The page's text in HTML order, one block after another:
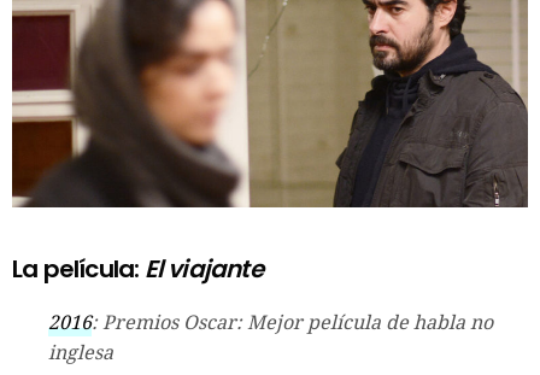
La película: El viajante
2016: Premios Oscar: Mejor película de habla no
inglesa